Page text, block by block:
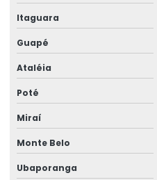
Itaguara
Guapé
Ataléia
Poté
Miraí
Monte Belo
Ubaporanga